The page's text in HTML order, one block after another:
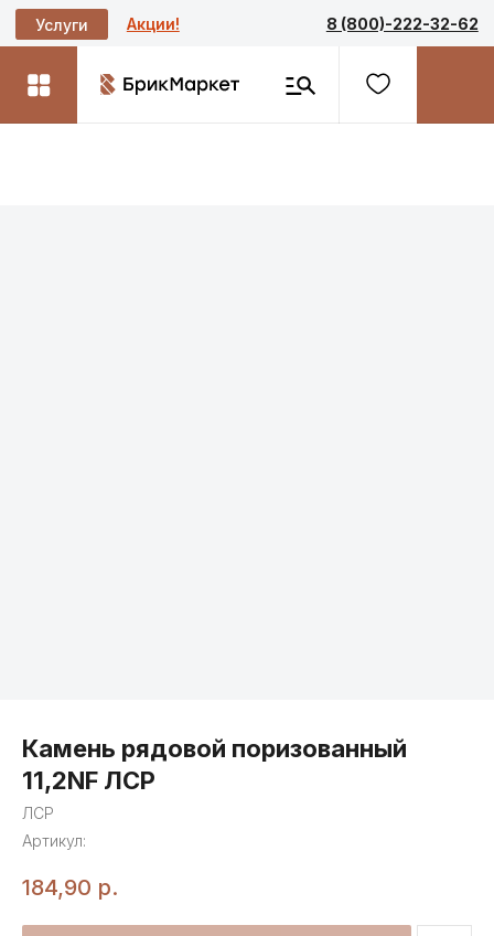
8 (800)-222-32-62
Услуги
Камень рядовой поризованный
11,2NF ЛСР
ЛСР
Артикул:
184,90 р.